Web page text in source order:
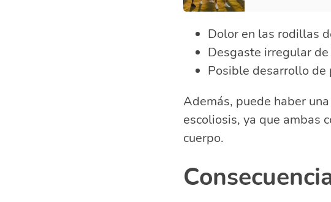
Dolor en las rodillas
Desgaste irregular
Posible desarrollo de
Además, puede haber
escoliosis, ya que ambas
cuerpo.